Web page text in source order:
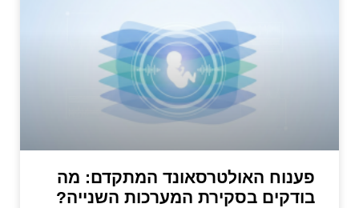
פענוח האולטרסאונד המתקדם: מה
בודקים בסקירת המערכות השנייה?